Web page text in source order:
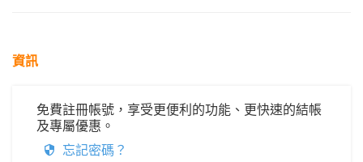
資訊
免費註冊帳號，享受更便利的功能、更快速的結帳
及專屬優惠。
忘記密碼？